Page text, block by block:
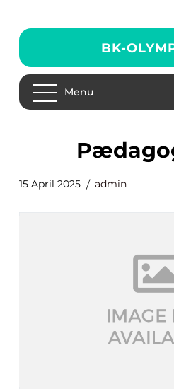
BK-
Menu
15 April 2025 admin